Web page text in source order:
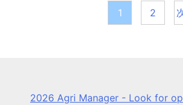
1 2
2026 Agri Manager - Look for